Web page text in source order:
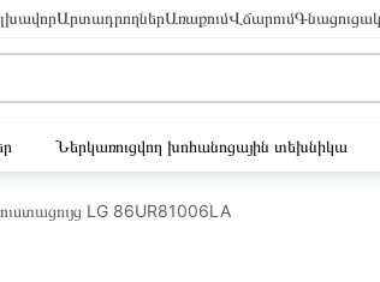
ԱրտադրողներԱռաքումՎճարումԳնացուցակ
Ներկառուցվող խոհանոցային տեխնիկա
LG 86UR81006LA